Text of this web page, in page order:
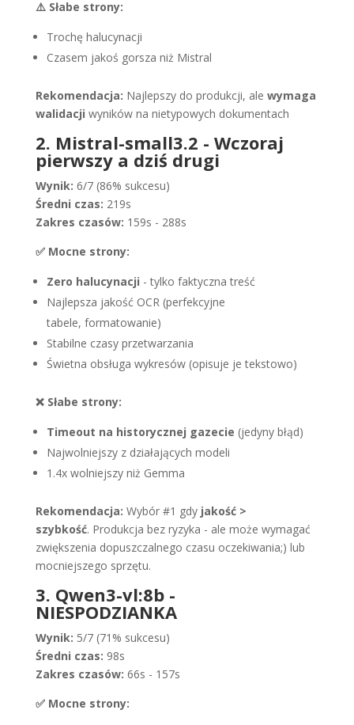
⚠️ Słabe strony:
Trochę halucynacji
Czasem jakoś gorsza niż Mistral
Rekomendacja: Najlepszy do produkcji, ale wymaga
walidacji wyników na nietypowych dokumentach
2. Mistral-small3.2 - Wczoraj
pierwszy a dziś drugi
Wynik: 6/7 (86% sukcesu)
Średni czas: 219s
Zakres czasów: 159s - 288s
✅ Mocne strony:
Zero halucynacji - tylko faktyczna treść
Najlepsza jakość OCR (perfekcyjne
tabele, formatowanie)
Stabilne czasy przetwarzania
Świetna obsługa wykresów (opisuje je tekstowo)
❌ Słabe strony:
Timeout na historycznej gazecie (jedyny błąd)
Najwolniejszy z działających modeli
1.4x wolniejszy niż Gemma
Rekomendacja: Wybór #1 gdy jakość >
szybkość. Produkcja bez ryzyka - ale może wymagać
zwiększenia dopuszczalnego czasu oczekiwania;) lub
mocniejszego sprzętu.
3. Qwen3-vl:8b -
NIESPODZIANKA
Wynik: 5/7 (71% sukcesu)
Średni czas: 98s
Zakres czasów: 66s - 157s
✅ Mocne strony: